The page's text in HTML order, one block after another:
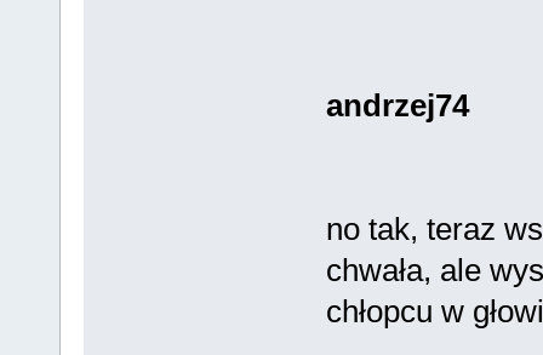
andrzej74
no tak, teraz
chwała, ale
chłopcu w